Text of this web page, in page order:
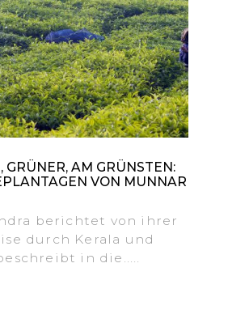
GRÜNER, AM GRÜNSTEN:
VON MUNNAR
berichtet von ihrer
durch Kerala und
in die.....